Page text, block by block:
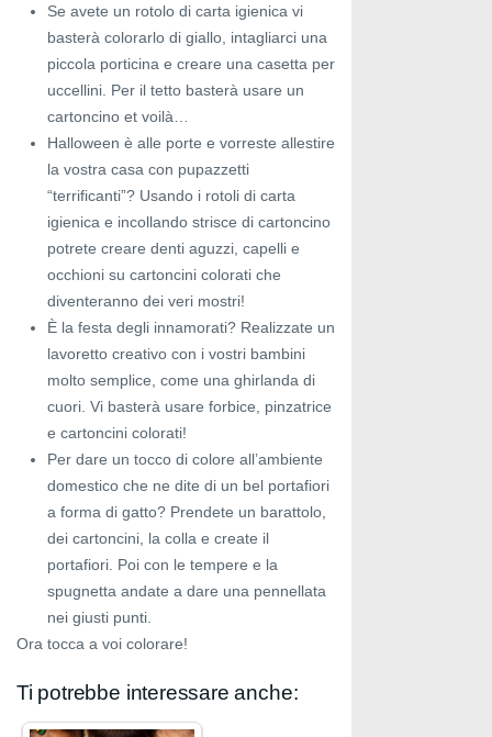
Se avete un rotolo di carta igienica vi
basterà colorarlo di giallo, intagliarci una
piccola porticina e creare una casetta per
uccellini. Per il tetto basterà usare un
cartoncino et voilà…
Halloween è alle porte e vorreste allestire
la vostra casa con pupazzetti
“terrificanti”? Usando i rotoli di carta
igienica e incollando strisce di cartoncino
potrete creare denti aguzzi, capelli e
occhioni su cartoncini colorati che
diventeranno dei veri mostri!
È la festa degli innamorati? Realizzate un
lavoretto creativo con i vostri bambini
molto semplice, come una ghirlanda di
cuori. Vi basterà usare forbice, pinzatrice
e cartoncini colorati!
Per dare un tocco di colore all’ambiente
domestico che ne dite di un bel portafiori
a forma di gatto? Prendete un barattolo,
dei cartoncini, la colla e create il
portafiori. Poi con le tempere e la
spugnetta andate a dare una pennellata
nei giusti punti.
Ora tocca a voi colorare!
Ti potrebbe interessare anche: